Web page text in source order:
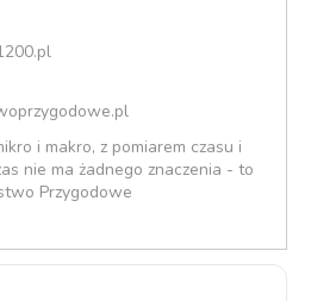
i makro, z pomiarem czasu i
nie ma żadnego znaczenia - to
Przygodowe